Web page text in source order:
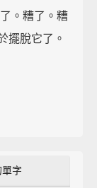
。糟了。糟
擺脫它了。
字